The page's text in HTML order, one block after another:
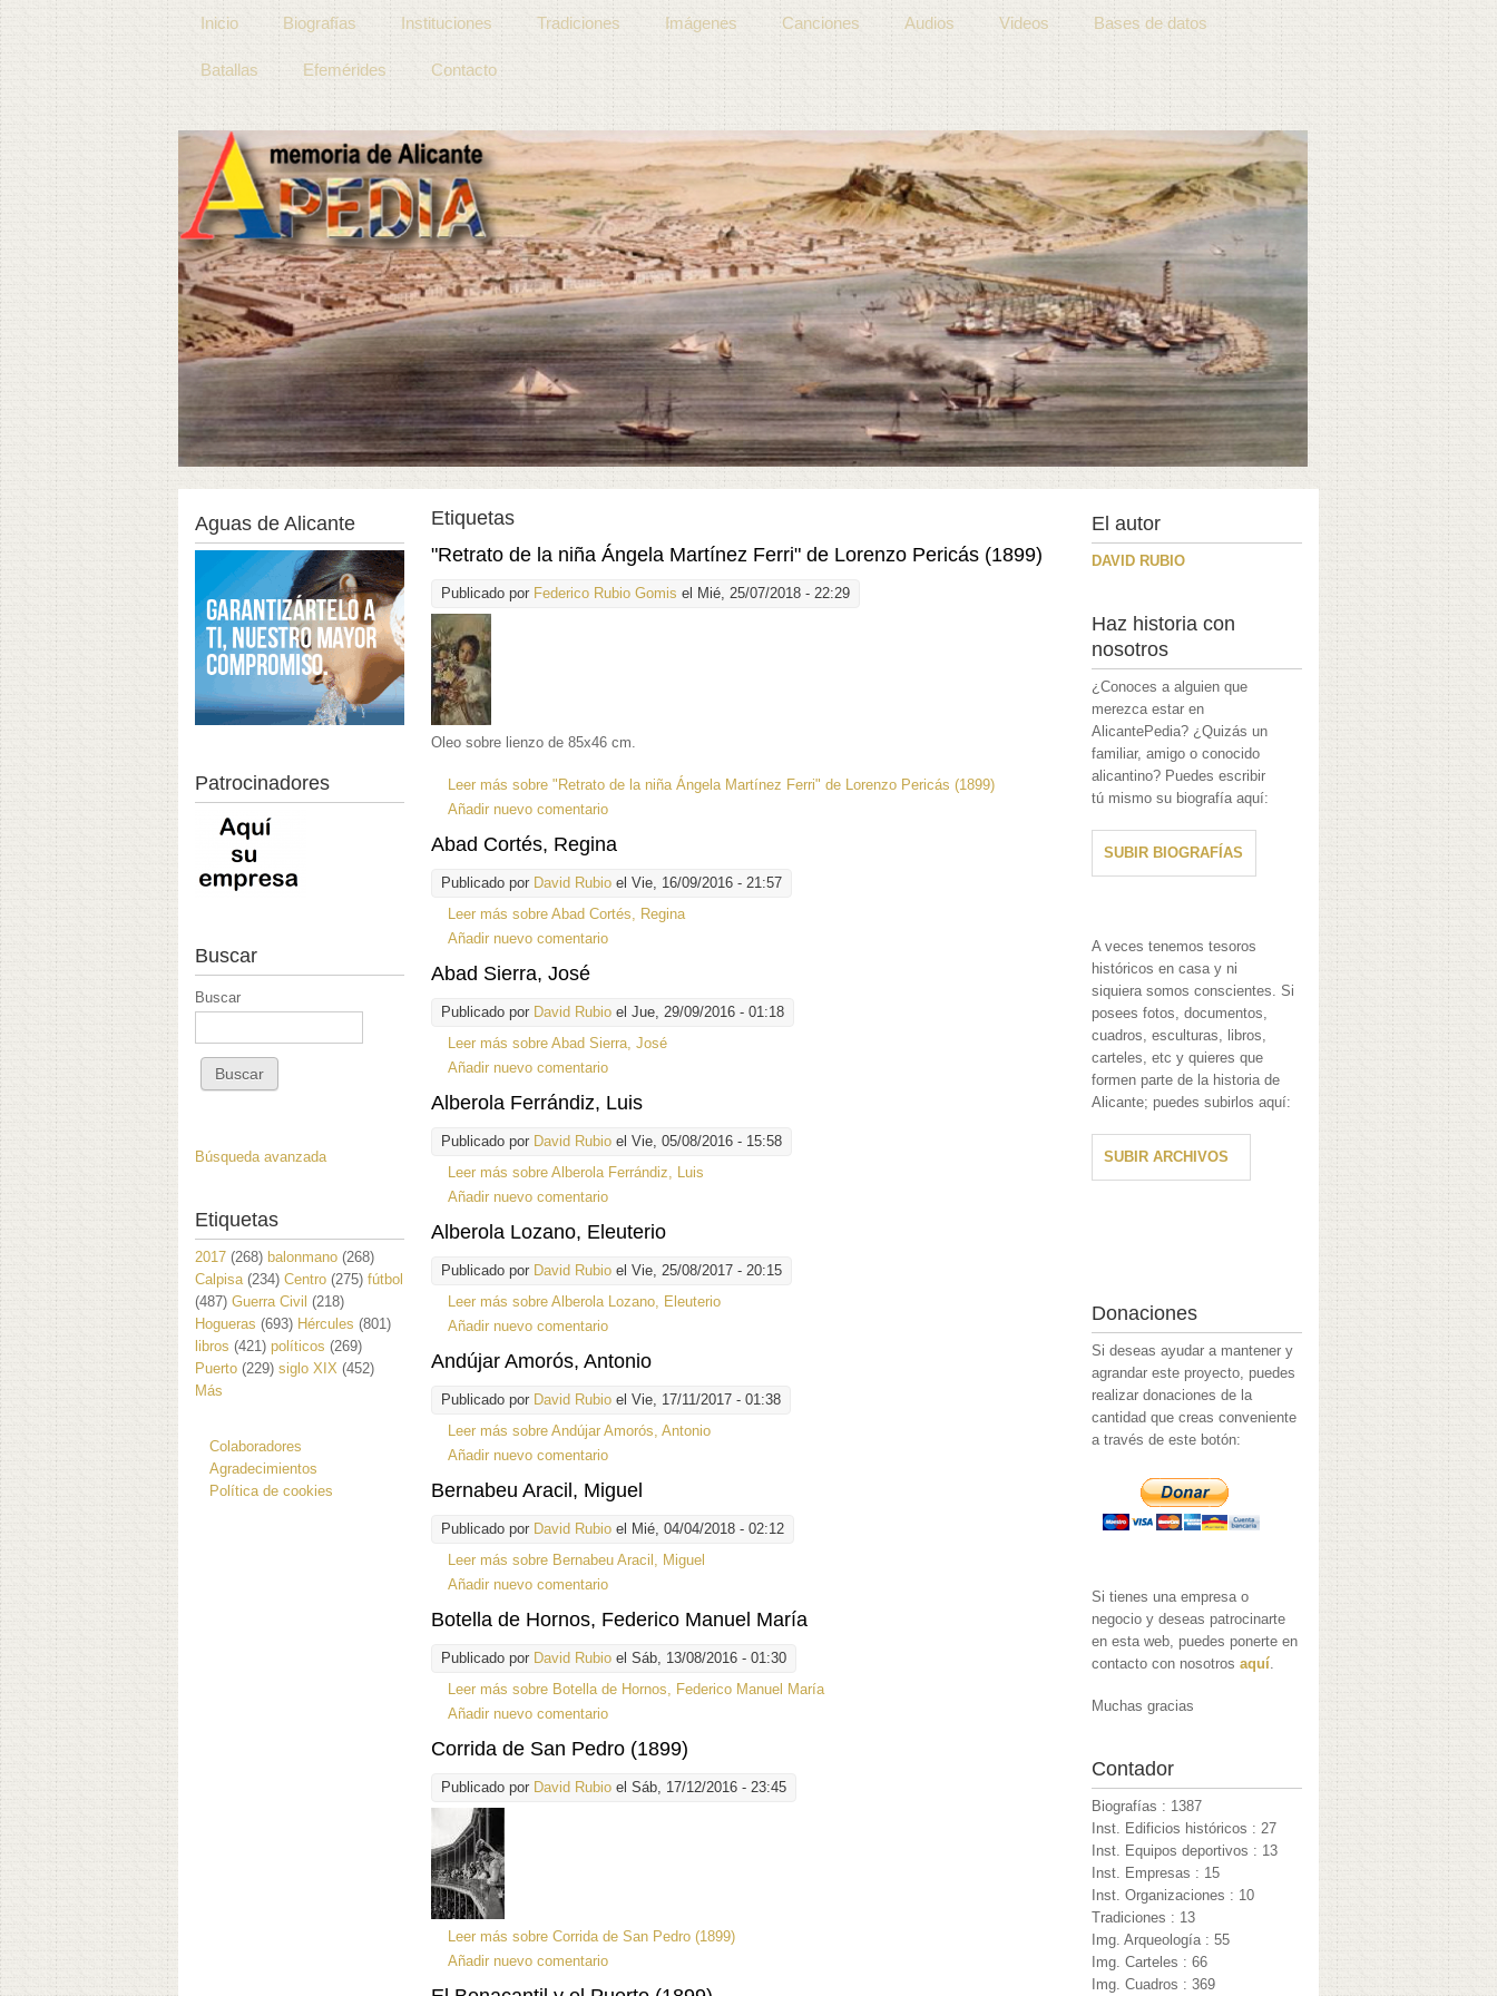
Inicio Biografías Instituciones Tradiciones Imágenes Canciones Audios Videos Bases de datos
Batallas Efemérides Contacto
Etiquetas
"Retrato de la niña Ángela Martínez Ferri" de Lorenzo Pericás (1899)
Publicado por Federico Rubio Gomis el Mié, 25/07/2018 - 22:29
Oleo sobre lienzo de 85x46 cm.
Leer más sobre "Retrato de la niña Ángela Martínez Ferri" de Lorenzo Pericás (1899)
Añadir nuevo comentario
Abad Cortés, Regina
Publicado por David Rubio el Vie, 16/09/2016 - 21:57
Leer más sobre Abad Cortés, Regina
Añadir nuevo comentario
Abad Sierra, José
Publicado por David Rubio el Jue, 29/09/2016 - 01:18
Leer más sobre Abad Sierra, José
Añadir nuevo comentario
Alberola Ferrándiz, Luis
Publicado por David Rubio el Vie, 05/08/2016 - 15:58
Leer más sobre Alberola Ferrándiz, Luis
Añadir nuevo comentario
Alberola Lozano, Eleuterio
Publicado por David Rubio el Vie, 25/08/2017 - 20:15
Leer más sobre Alberola Lozano, Eleuterio
Añadir nuevo comentario
Andújar Amorós, Antonio
Publicado por David Rubio el Vie, 17/11/2017 - 01:38
Leer más sobre Andújar Amorós, Antonio
Añadir nuevo comentario
Bernabeu Aracil, Miguel
Publicado por David Rubio el Mié, 04/04/2018 - 02:12
Leer más sobre Bernabeu Aracil, Miguel
Añadir nuevo comentario
Botella de Hornos, Federico Manuel María
Publicado por David Rubio el Sáb, 13/08/2016 - 01:30
Leer más sobre Botella de Hornos, Federico Manuel María
Añadir nuevo comentario
Corrida de San Pedro (1899)
Publicado por David Rubio el Sáb, 17/12/2016 - 23:45
Leer más sobre Corrida de San Pedro (1899)
Añadir nuevo comentario
Aguas de Alicante
Patrocinadores
Buscar
Buscar
Búsqueda avanzada
Etiquetas
2017 (268) balonmano (268)
Calpisa (234) Centro (275) fútbol
(487) Guerra Civil (218)
Hogueras (693) Hércules (801)
libros (421) políticos (269)
Puerto (229) siglo XIX (452)
Más
Colaboradores
Agradecimientos
Política de cookies
El autor
DAVID RUBIO
Haz historia con
nosotros
¿Conoces a alguien que
merezca estar en
AlicantePedia? ¿Quizás un
familiar, amigo o conocido
alicantino? Puedes escribir
tú mismo su biografía aquí:
SUBIR BIOGRAFÍAS
A veces tenemos tesoros
históricos en casa y ni
siquiera somos conscientes. Si
posees fotos, documentos,
cuadros, esculturas, libros,
carteles, etc y quieres que
formen parte de la historia de
Alicante; puedes subirlos aquí:
SUBIR ARCHIVOS
Donaciones
Si deseas ayudar a mantener y
agrandar este proyecto, puedes
realizar donaciones de la
cantidad que creas conveniente
a través de este botón:
Si tienes una empresa o
negocio y deseas patrocinarte
en esta web, puedes ponerte en
contacto con nosotrosaquí.
Muchas gracias
Contador
Biografías : 1387
Inst. Edificios históricos : 27
Inst. Equipos deportivos : 13
Inst. Empresas : 15
Inst. Organizaciones : 10
Tradiciones : 13
Img. Arqueología : 55
Img. Carteles : 66
Img. Cuadros : 369